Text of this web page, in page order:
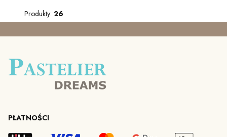
Produkty: 26
PŁATNOŚCI